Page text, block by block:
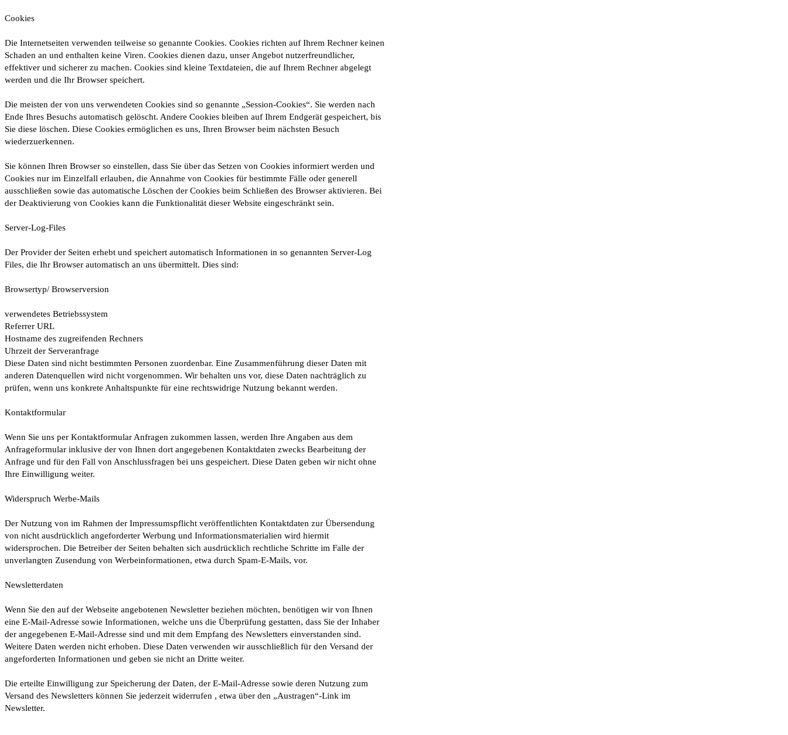
Cookies
Die Internetseiten verwenden teilweise so genannte Cookies. Cookies richten auf Ihrem Rechner keinen
Schaden an und enthalten keine Viren. Cookies dienen dazu, unser Angebot nutzerfreundlicher,
effektiver und sicherer zu machen. Cookies sind kleine Textdateien, die auf Ihrem Rechner abgelegt
werden und die Ihr Browser speichert.
Die meisten der von uns verwendeten Cookies sind so genannte „Session-Cookies“. Sie werden nach
Ende Ihres Besuchs automatisch gelöscht. Andere Cookies bleiben auf Ihrem Endgerät gespeichert, bis
Sie diese löschen. Diese Cookies ermöglichen es uns, Ihren Browser beim nächsten Besuch
wiederzuerkennen.
Sie können Ihren Browser so einstellen, dass Sie über das Setzen von Cookies informiert werden und
Cookies nur im Einzelfall erlauben, die Annahme von Cookies für bestimmte Fälle oder generell
ausschließen sowie das automatische Löschen der Cookies beim Schließen des Browser aktivieren. Bei
der Deaktivierung von Cookies kann die Funktionalität dieser Website eingeschränkt sein.
Server-Log-Files
Der Provider der Seiten erhebt und speichert automatisch Informationen in so genannten Server-Log
Files, die Ihr Browser automatisch an uns übermittelt. Dies sind:
Browsertyp/ Browserversion
verwendetes Betriebssystem
Referrer URL
Hostname des zugreifenden Rechners
Uhrzeit der Serveranfrage
Diese Daten sind nicht bestimmten Personen zuordenbar. Eine Zusammenführung dieser Daten mit
anderen Datenquellen wird nicht vorgenommen. Wir behalten uns vor, diese Daten nachträglich zu
prüfen, wenn uns konkrete Anhaltspunkte für eine rechtswidrige Nutzung bekannt werden.
Kontaktformular
Wenn Sie uns per Kontaktformular Anfragen zukommen lassen, werden Ihre Angaben aus dem
Anfrageformular inklusive der von Ihnen dort angegebenen Kontaktdaten zwecks Bearbeitung der
Anfrage und für den Fall von Anschlussfragen bei uns gespeichert. Diese Daten geben wir nicht ohne
Ihre Einwilligung weiter.
Widerspruch Werbe-Mails
Der Nutzung von im Rahmen der Impressumspflicht veröffentlichten Kontaktdaten zur Übersendung
von nicht ausdrücklich angeforderter Werbung und Informationsmaterialien wird hiermit
widersprochen. Die Betreiber der Seiten behalten sich ausdrücklich rechtliche Schritte im Falle der
unverlangten Zusendung von Werbeinformationen, etwa durch Spam-E-Mails, vor.
Newsletterdaten
Wenn Sie den auf der Webseite angebotenen Newsletter beziehen möchten, benötigen wir von Ihnen
eine E-Mail-Adresse sowie Informationen, welche uns die Überprüfung gestatten, dass Sie der Inhaber
der angegebenen E-Mail-Adresse sind und mit dem Empfang des Newsletters einverstanden sind.
Weitere Daten werden nicht erhoben. Diese Daten verwenden wir ausschließlich für den Versand der
angeforderten Informationen und geben sie nicht an Dritte weiter.
Die erteilte Einwilligung zur Speicherung der Daten, der E-Mail-Adresse sowie deren Nutzung zum
Versand des Newsletters können Sie jederzeit widerrufen , etwa über den „Austragen“-Link im
Newsletter.